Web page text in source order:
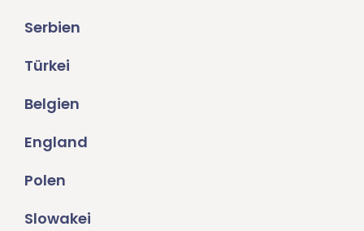
Serbien
Türkei
Belgien
England
Polen
Slowakei